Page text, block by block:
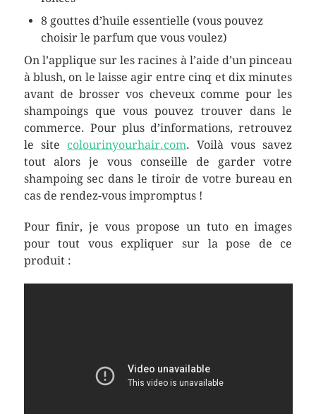
8 gouttes d’huile essentielle (vous pouvez
choisir le parfum que vous voulez)
On l’applique sur les racines à l’aide d’un pinceau
à blush, on le laisse agir entre cinq et dix minutes
avant de brosser vos cheveux comme pour les
shampoings que vous pouvez trouver dans le
commerce. Pour plus d’informations, retrouvez
le site colourinyourhair.com. Voilà vous savez
tout alors je vous conseille de garder votre
shampoing sec dans le tiroir de votre bureau en
cas de rendez-vous impromptus !
Pour finir, je vous propose un tuto en images
pour tout vous expliquer sur la pose de ce
produit :